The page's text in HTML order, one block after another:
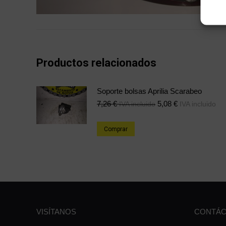
Productos relacionados
Soporte bolsas Aprilia Scarabeo
7,26€ IVA incluido 5,08 € IVA incluido
Comprar
VISÍTANOS